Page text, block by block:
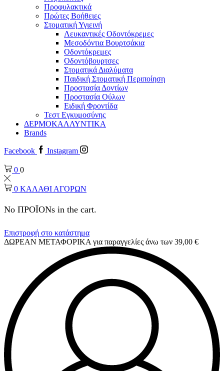
Προφυλακτικά
Πρώτες Βοήθειες
Στοματική Υγιεινή
Λευκαντικές Οδοντόκρεμες
Μεσοδόντια Βουρτσάκια
Οδοντόκρεμες
Οδοντόβουρτσες
Στοματικά Διαλύματα
Παιδική Στοματική Περιποίηση
Προστασία Δοντίων
Προστασία Ούλων
Ειδική Φροντίδα
Τεστ Εγκυμοσύνης
ΔΕΡΜΟΚΑΛΛΥΝΤΙΚΑ
Brands
Facebook Instagram
0 0
0 ΚΑΛΑΘΙ ΑΓΟΡΩΝ
No ΠΡΟΪΟΝs in the cart.
Επιστροφή στο κατάστημα
ΔΩΡΕΑΝ ΜΕΤΑΦΟΡΙΚΑ για παραγγελίες άνω των 39,00 €